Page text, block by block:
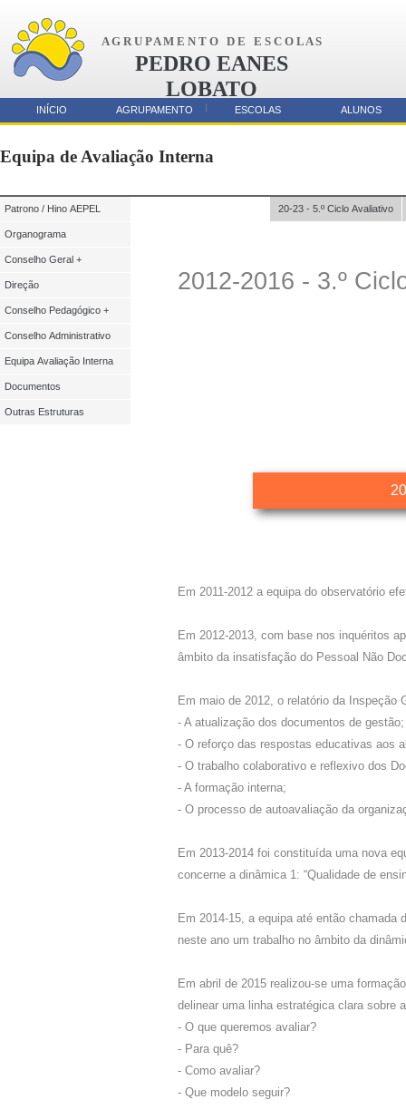
A G R U P A M E N T O D E E S C O L A S
PEDRO EANES
LOBATO
AMORA
Equipa de Avaliação Interna
2012-2016 - 3.º
20-23 - 5.º Ciclo Avaliativo
Patrono / Hino AEPEL
Organograma
Conselho Geral +
Direção
Conselho Pedagógico +
Conselho Administrativo
Equipa Avaliação Interna
Documentos
Outras Estruturas
Em 2011-2012 a equipa do observatório
Em 2012-2013, com base nos inquéritos
âmbito da insatisfação do Pessoal Não
Em maio de 2012, o relatório da Inspeção
- A atualização dos documentos de gestão;
- O reforço das respostas educativas aos
- O trabalho colaborativo e reflexivo dos
- A formação interna;
- O processo de autoavaliação da
Em 2013-2014 foi constituída uma nova
concerne a dinâmica 1: “Qualidade de
Em 2014-15, a equipa até então chamada
neste ano um trabalho no âmbito da
Em abril de 2015 realizou-se uma
delinear uma linha estratégica clara sobre
- O que queremos avaliar?
- Para quê?
- Como avaliar?
- Que modelo seguir?
Parcerias
INÍCIO AGRUPAMENTO ESCOLAS ALUNOS